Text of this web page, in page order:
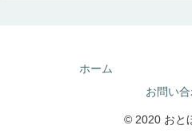
ホーム
お問い
© 2020 おと